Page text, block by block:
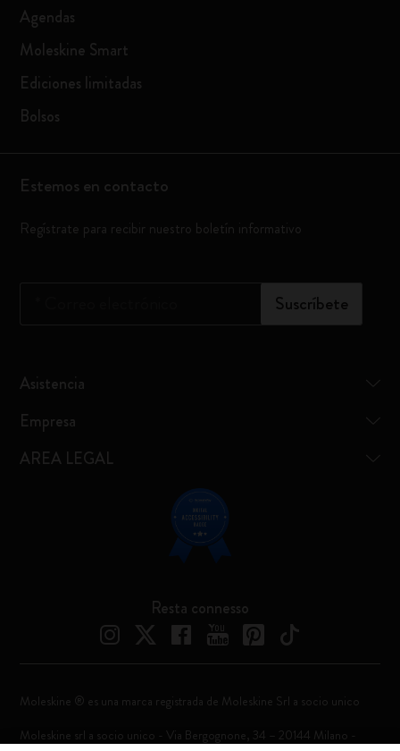
Agendas
Moleskine Smart
Ediciones limitadas
Bolsos
Estemos en contacto
Regístrate para recibir nuestro boletín informativo
Suscríbete
Asistencia
Empresa
AREA LEGAL
Resta connesso
Moleskine ® es una marca registrada de Moleskine Srl a socio unico
Moleskine srl a socio unico - Via Bergognone, 34 – 20144 Milano -